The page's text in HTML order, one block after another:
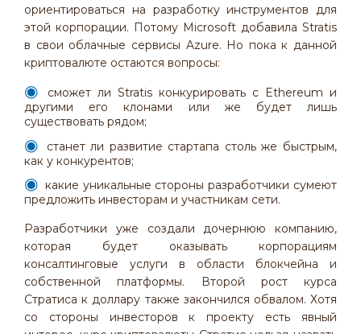
ориентироваться на разработку инструментов для
этой корпорации. Потому Microsoft добавила Stratis
в свои облачные сервисы Azure. Но пока к данной
криптовалюте остаются вопросы:
сможет ли Stratis конкурировать с Ethereum и
другими его клонами или же будет лишь
существовать рядом;
станет ли развитие стартапа столь же быстрым,
как у конкурентов;
какие уникальные стороны разработчики сумеют
предложить инвесторам и участникам сети.
Разработчики уже создали дочернюю компанию,
которая будет оказывать корпорациям
консалтинговые услуги в области блокчейна и
собственной платформы. Второй рост курса
Стратиса к доллару также закончился обвалом. Хотя
со стороны инвесторов к проекту есть явный